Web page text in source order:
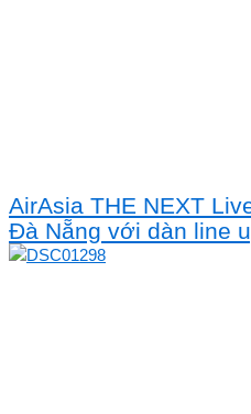
AirAsia THE NEXT
Đà Nẵng với dàn line